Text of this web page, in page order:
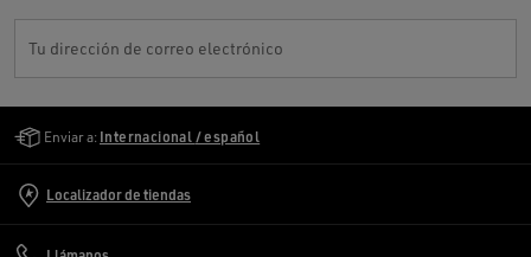
Tu dirección de correo electrónico
Enviar a: Internacional / español
Localizador de tiendas